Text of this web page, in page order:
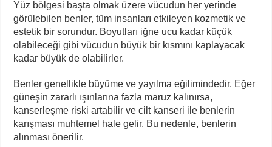
Yüz bölgesi başta olmak üzere vücudun her yerinde
görülebilen benler, tüm insanları etkileyen kozmetik ve
estetik bir sorundur. Boyutları iğne ucu kadar küçük
olabileceği gibi vücudun büyük bir kısmını kaplayacak
kadar büyük de olabilirler.
Benler genellikle büyüme ve yayılma eğilimindedir. Eğer
güneşin zararlı ışınlarına fazla maruz kalınırsa,
kanserleşme riski artabilir ve cilt kanseri ile benlerin
karışması muhtemel hale gelir. Bu nedenle, benlerin
alınması önerilir.